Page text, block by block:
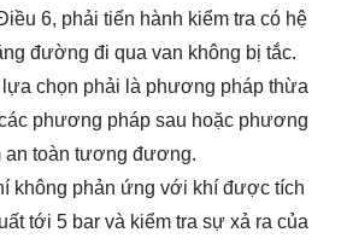
6, phải tiến hành kiểm tra có hệ
đường đi qua van không bị tắc.
chọn phải là phương pháp thừa
phương pháp sau hoặc phương
an toàn tương đương.
không phản ứng với khí được tích
tới 5 bar và kiểm tra sự xả ra của